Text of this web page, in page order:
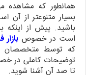
همانطور که مشاهده
بسیار متنوعتر از آن
باشید. پیش از اینکه
است در خصوص
که توسط متخصصان
توضیحات کاملی در
تا صد آن آشنا شوید.